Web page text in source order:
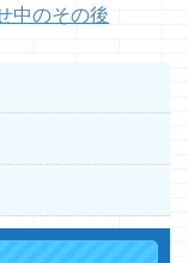
中のその後